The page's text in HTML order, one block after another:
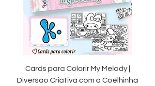
Cards para Colorir My Melody |
Diversão Criativa com a Coelhinha